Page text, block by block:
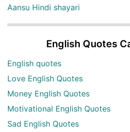
Aansu Hindi shayari
English Quotes
English quotes
Love English Quotes
Money English Quotes
Motivational English Quotes
Sad English Quotes